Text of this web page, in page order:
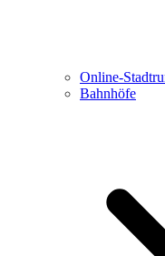
Online-
Bahnhöfe